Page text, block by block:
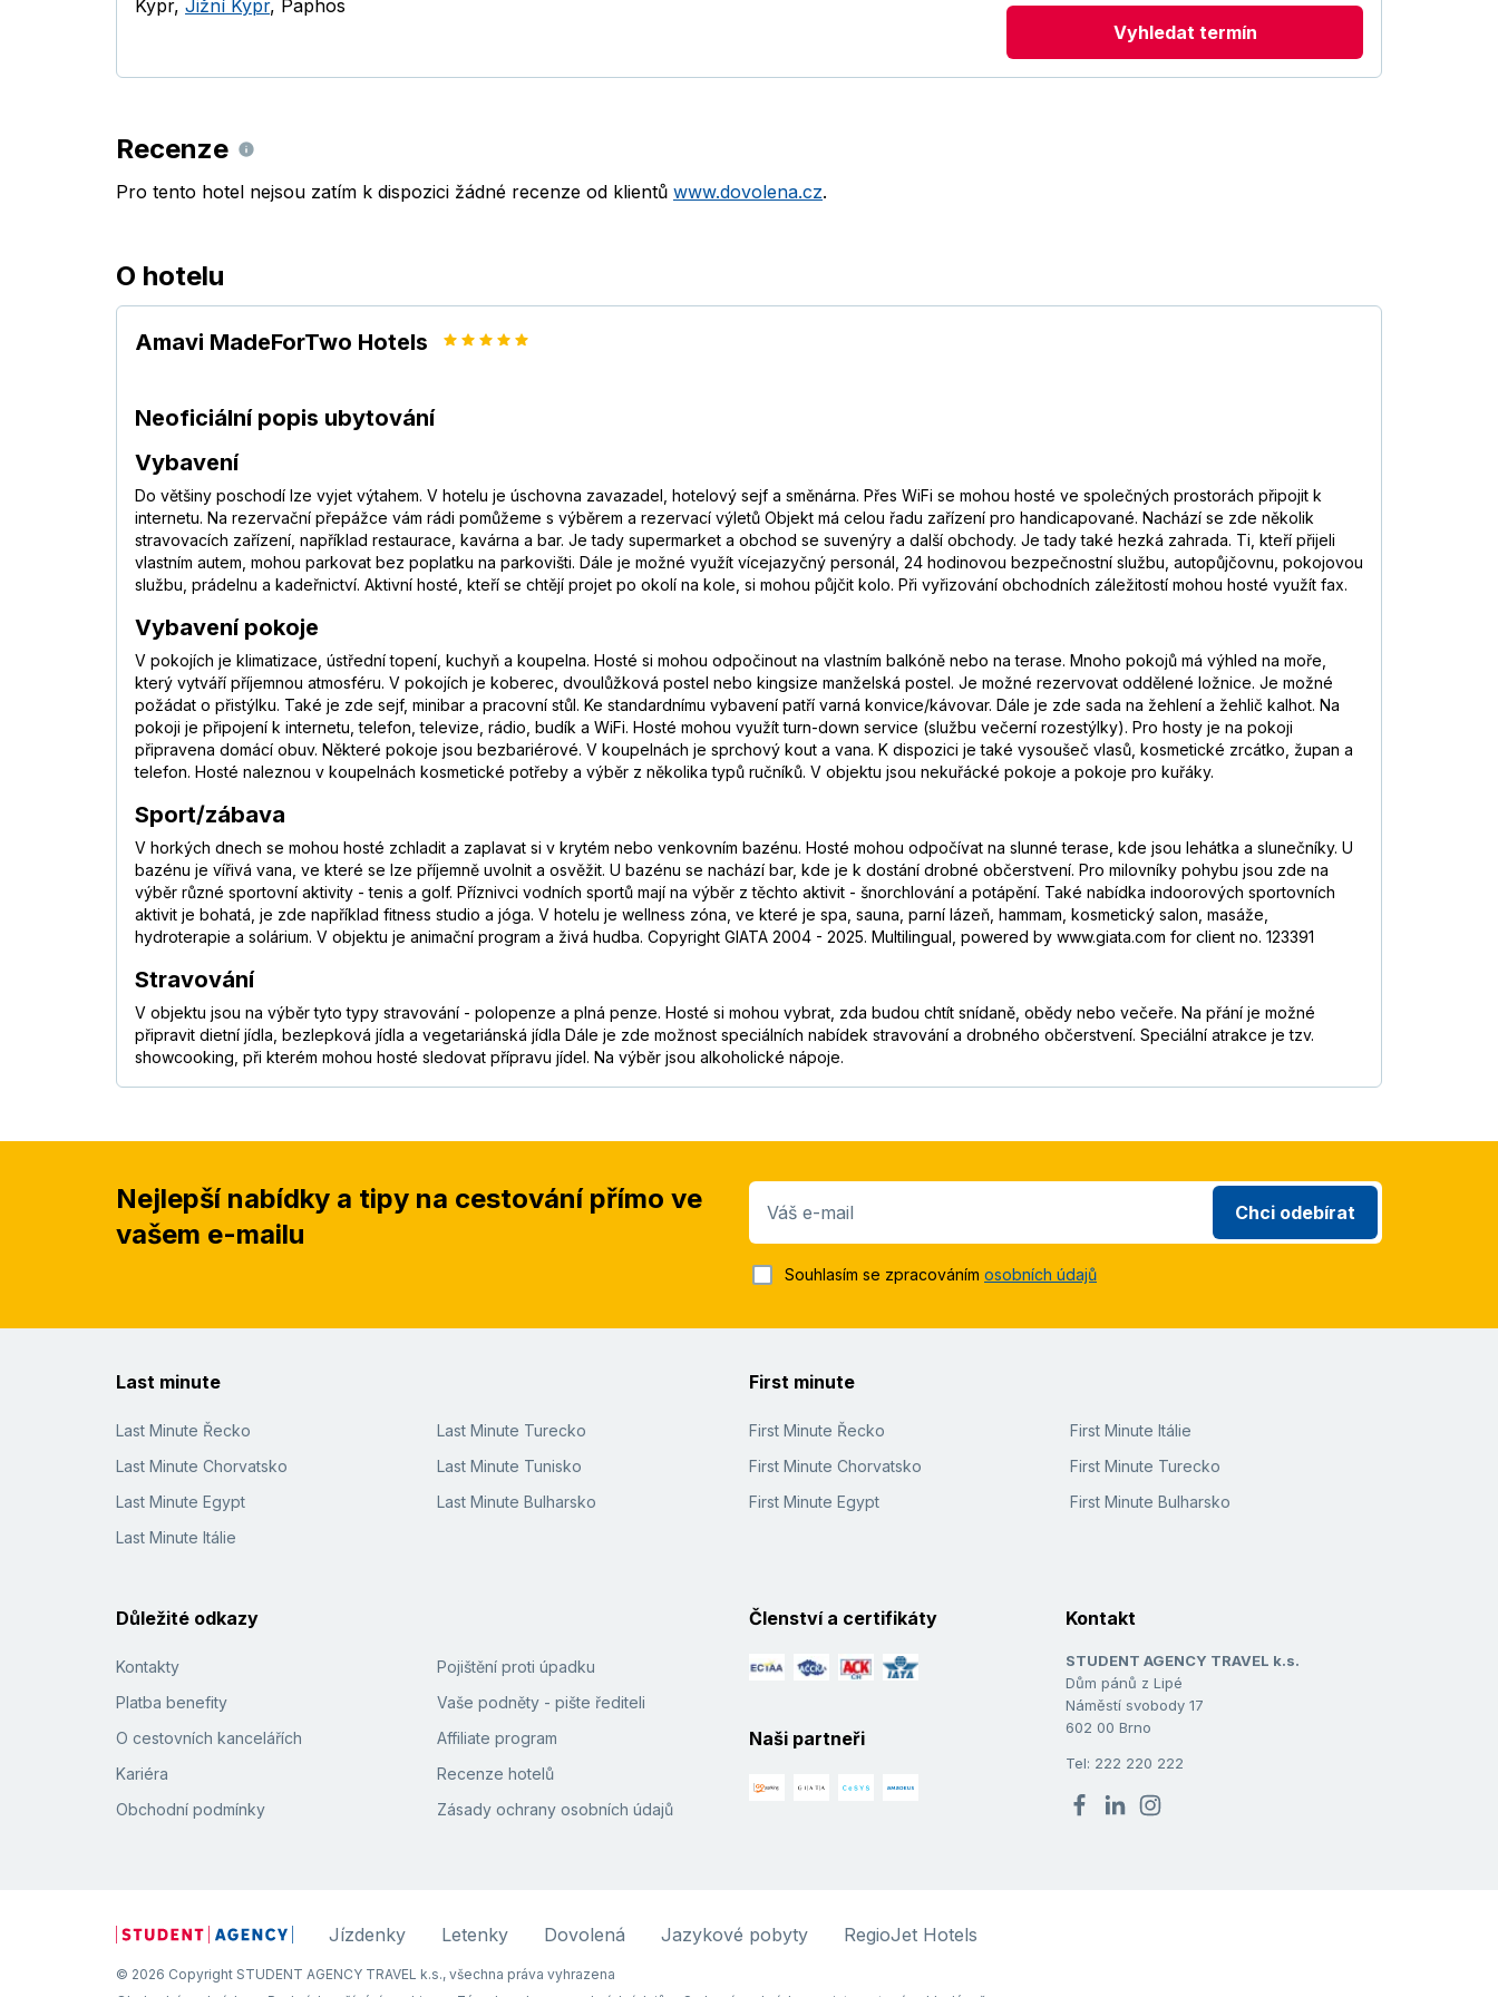
Kypr, Jižní Kypr, Paphos
Vyhledat termín
Recenze
Pro tento hotel nejsou zatím k dispozici žádné recenze od klientů www.dovolena.cz.
O hotelu
Amavi MadeForTwo Hotels
Neoficiální popis ubytování
Vybavení
Do většiny poschodí lze vyjet výtahem. V hotelu je úschovna zavazadel, hotelový sejf a směnárna. Přes WiFi se mohou hosté ve společných prostorách připojit k
internetu. Na rezervační přepážce vám rádi pomůžeme s výběrem a rezervací výletů Objekt má celou řadu zařízení pro handicapované. Nachází se zde několik
stravovacích zařízení, například restaurace, kavárna a bar. Je tady supermarket a obchod se suvenýry a další obchody. Je tady také hezká zahrada. Ti, kteří přijeli
vlastním autem, mohou parkovat bez poplatku na parkovišti. Dále je možné využít vícejazyčný personál, 24 hodinovou bezpečnostní službu, autopůjčovnu, pokojovou
službu, prádelnu a kadeřnictví. Aktivní hosté, kteří se chtějí projet po okolí na kole, si mohou půjčit kolo. Při vyřizování obchodních záležitostí mohou hosté využít fax.
Vybavení pokoje
V pokojích je klimatizace, ústřední topení, kuchyň a koupelna. Hosté si mohou odpočinout na vlastním balkóně nebo na terase. Mnoho pokojů má výhled na moře,
který vytváří příjemnou atmosféru. V pokojích je koberec, dvoulůžková postel nebo kingsize manželská postel. Je možné rezervovat oddělené ložnice. Je možné
požádat o přistýlku. Také je zde sejf, minibar a pracovní stůl. Ke standardnímu vybavení patří varná konvice/kávovar. Dále je zde sada na žehlení a žehlič kalhot. Na
pokoji je připojení k internetu, telefon, televize, rádio, budík a WiFi. Hosté mohou využít turn-down service (službu večerní rozestýlky). Pro hosty je na pokoji
připravena domácí obuv. Některé pokoje jsou bezbariérové. V koupelnách je sprchový kout a vana. K dispozici je také vysoušeč vlasů, kosmetické zrcátko, župan a
telefon. Hosté naleznou v koupelnách kosmetické potřeby a výběr z několika typů ručníků. V objektu jsou nekuřácké pokoje a pokoje pro kuřáky.
Sport/zábava
V horkých dnech se mohou hosté zchladit a zaplavat si v krytém nebo venkovním bazénu. Hosté mohou odpočívat na slunné terase, kde jsou lehátka a slunečníky. U
bazénu je vířivá vana, ve které se lze příjemně uvolnit a osvěžit. U bazénu se nachází bar, kde je k dostání drobné občerstvení. Pro milovníky pohybu jsou zde na
výběr různé sportovní aktivity - tenis a golf. Příznivci vodních sportů mají na výběr z těchto aktivit - šnorchlování a potápění. Také nabídka indoorových sportovních
aktivit je bohatá, je zde například fitness studio a jóga. V hotelu je wellness zóna, ve které je spa, sauna, parní lázeň, hammam, kosmetický salon, masáže,
hydroterapie a solárium. V objektu je animační program a živá hudba. Copyright GIATA 2004 - 2025. Multilingual, powered by www.giata.com for client no. 123391
Stravování
V objektu jsou na výběr tyto typy stravování - polopenze a plná penze. Hosté si mohou vybrat, zda budou chtít snídaně, obědy nebo večeře. Na přání je možné
připravit dietní jídla, bezlepková jídla a vegetariánská jídla Dále je zde možnost speciálních nabídek stravování a drobného občerstvení. Speciální atrakce je tzv.
showcooking, při kterém mohou hosté sledovat přípravu jídel. Na výběr jsou alkoholické nápoje.
Nejlepší nabídky a tipy na cestování přímo ve
vašem e-mailu
Váš e-mail Chci odebírat
Souhlasím se zpracováním osobních údajů
Last minute
Last Minute Řecko
Last Minute Chorvatsko
Last Minute Egypt
Last Minute Itálie
Last Minute Turecko
Last Minute Tunisko
Last Minute Bulharsko
First minute
First Minute Řecko
First Minute Chorvatsko
First Minute Egypt
First Minute Itálie
First Minute Turecko
First Minute Bulharsko
Důležité odkazy
Kontakty
Platba benefity
O cestovních kancelářích
Kariéra
Obchodní podmínky
Pojištění proti úpadku
Vaše podněty - pište řediteli
Affiliate program
Recenze hotelů
Zásady ochrany osobních údajů
Členství a certifikáty
Naši partneři
Kontakt
STUDENT AGENCY TRAVEL k.s.
Dům pánů z Lipé
Náměstí svobody 17
602 00 Brno
Tel: 222 220 222
Jízdenky Letenky Dovolená Jazykové pobyty RegioJet Hotels
© 2026 Copyright STUDENT AGENCY TRAVEL k.s., všechna práva vyhrazena